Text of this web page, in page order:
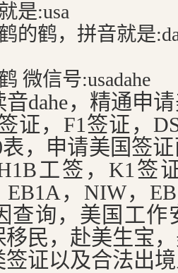
是:usa
的鹤，拼音就是
微信号:usadahe
dahe，精通申
证，F1签证，
表，申请美国签
工签，K1签
，NIW，
查询，美国工作
民，赴美生宝
证以及合法出